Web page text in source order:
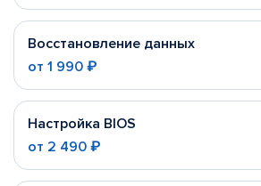
Восстановление данных
от 1 990 ₽
Настройка BIOS
от 2 490 ₽